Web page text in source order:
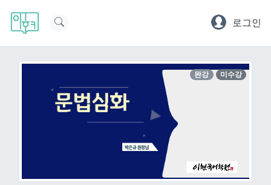
로그인
완강 미수강